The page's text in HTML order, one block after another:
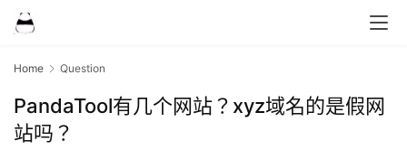
Home Question
PandaTool有几个网站？xyz域名的是假网
站吗？